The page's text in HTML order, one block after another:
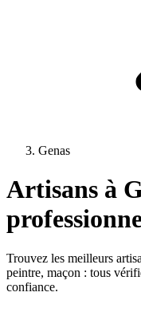
Genas
Artisans à
Trouvez les meilleurs
peintre, maçon : tous
confiance.